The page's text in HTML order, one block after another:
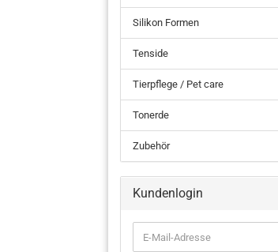
Silikon Formen
Tenside
Tierpflege / Pet care
Tonerde
Zubehör
Kundenlogin